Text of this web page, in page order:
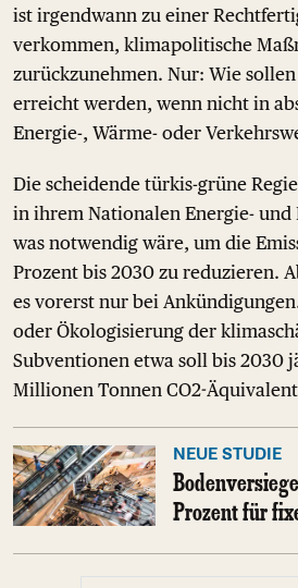
ist irgendwann zu einer
verkommen, klimapolitische
zurückzunehmen. Nur: Wie
erreicht werden, wenn nicht in
Energie-, Wärme- oder
Die scheidende türkis-grüne
in ihrem Nationalen Energie- und
was notwendig wäre, um die
Prozent bis 2030 zu reduzieren.
es vorerst nur bei
oder Ökologisierung der
Subventionen etwa soll bis 2030
Millionen Tonnen CO2-
NEUE STUDIE
Prozent für